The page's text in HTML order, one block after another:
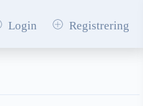
Login Registrering